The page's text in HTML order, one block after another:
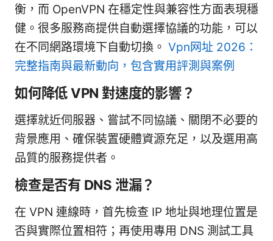
衡，而 OpenVPN 在穩定性與兼容性方面表現穩
健。很多服務商提供自動選擇協議的功能，可以
在不同網路環境下自動切換。 Vpn网址 2026：
完整指南與最新動向，包含實用評測與案例
如何降低 VPN 對速度的影響？
選擇就近伺服器、嘗試不同協議、關閉不必要的
背景應用、確保裝置硬體資源充足，以及選用高
品質的服務提供者。
檢查是否有 DNS 泄漏？
在 VPN 連線時，首先檢查 IP 地址與地理位置是
否與實際位置相符；再使用專用 DNS 測試工具